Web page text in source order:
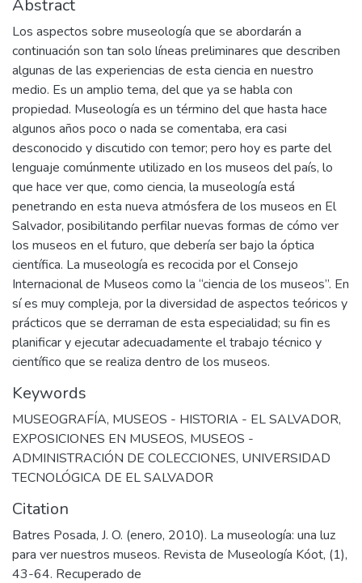
Abstract
Los aspectos sobre museología que se abordarán a
continuación son tan solo líneas preliminares que describen
algunas de las experiencias de esta ciencia en nuestro
medio. Es un amplio tema, del que ya se habla con
propiedad. Museología es un término del que hasta hace
algunos años poco o nada se comentaba, era casi
desconocido y discutido con temor; pero hoy es parte del
lenguaje comúnmente utilizado en los museos del país, lo
que hace ver que, como ciencia, la museología está
penetrando en esta nueva atmósfera de los museos en El
Salvador, posibilitando perfilar nuevas formas de cómo ver
los museos en el futuro, que debería ser bajo la óptica
científica. La museología es recocida por el Consejo
Internacional de Museos como la “ciencia de los museos”. En
sí es muy compleja, por la diversidad de aspectos teóricos y
prácticos que se derraman de esta especialidad; su fin es
planificar y ejecutar adecuadamente el trabajo técnico y
científico que se realiza dentro de los museos.
Keywords
MUSEOGRAFÍA, MUSEOS - HISTORIA - EL SALVADOR,
EXPOSICIONES EN MUSEOS, MUSEOS -
ADMINISTRACIÓN DE COLECCIONES, UNIVERSIDAD
TECNOLÓGICA DE EL SALVADOR
Citation
Batres Posada, J. O. (enero, 2010). La museología: una luz
para ver nuestros museos. Revista de Museología Kóot, (1),
43-64. Recuperado de